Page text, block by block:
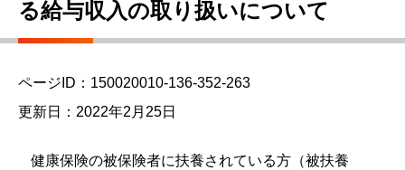
る給与収入の取り扱いについて
ページID：150020010-136-352-263
更新日：2022年2月25日
健康保険の被保険者に扶養されている方（被扶養